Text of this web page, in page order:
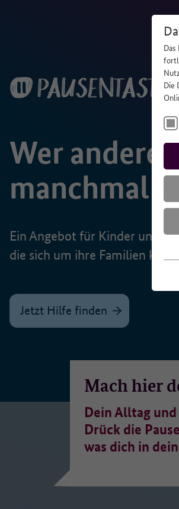
Wer
manchmal
Ein Angebot für Kinder und
die sich um ihre Familien
Jetzt Hilfe finden
Mach hier
Dein Alltag und
Drück die
was dich in
Die
•